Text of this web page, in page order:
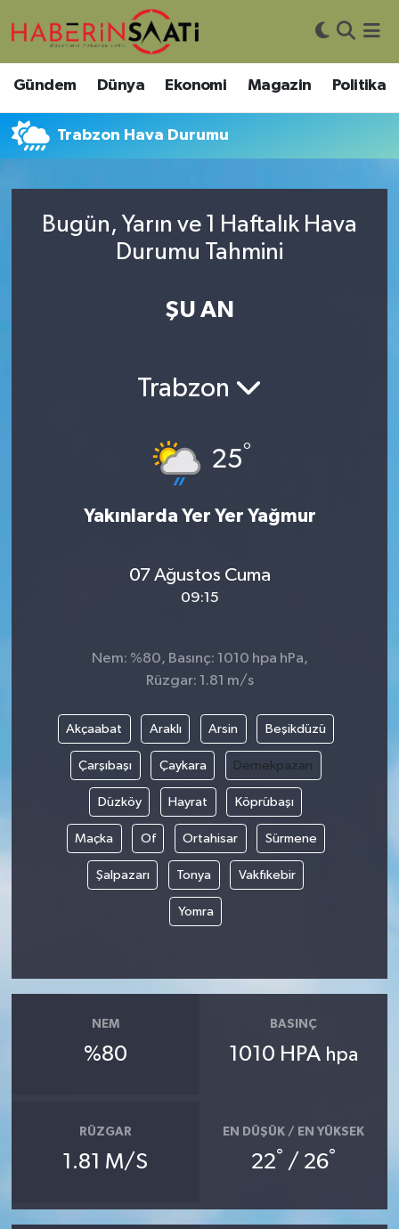
Gündem Dünya Ekonomi Magazin Politika
Trabzon Hava Durumu
Bugün, Yarın ve 1 Haftalık Hava
Durumu Tahmini
ŞU AN
Trabzon
25°
Yakınlarda Yer Yer Yağmur
07 Ağustos Cuma
09:15
Nem: %80, Basınç: 1010 hpa hPa,
Rüzgar: 1.81 m/s
Akçaabat Araklı Arsin Beşikdüzü
Çarşıbaşı Çaykara Dernekpazarı
Düzköy Hayrat Köprübaşı
Maçka Of Ortahisar Sürmene
Şalpazarı Tonya Vakfıkebir
Yomra
NEM
%80
BASINÇ
1010 HPA hpa
RÜZGAR
1.81 M/S
EN DÜŞÜK / EN YÜKSEK
22° / 26°
Asayiş
Bilim ve Teknoloji
Çevre
Kültür-Sanat
Politika
Siyaset
Yerel
Nöbetçi Eczaneler
Hava Durumu
Trafik Durumu
Tüm Manşetler